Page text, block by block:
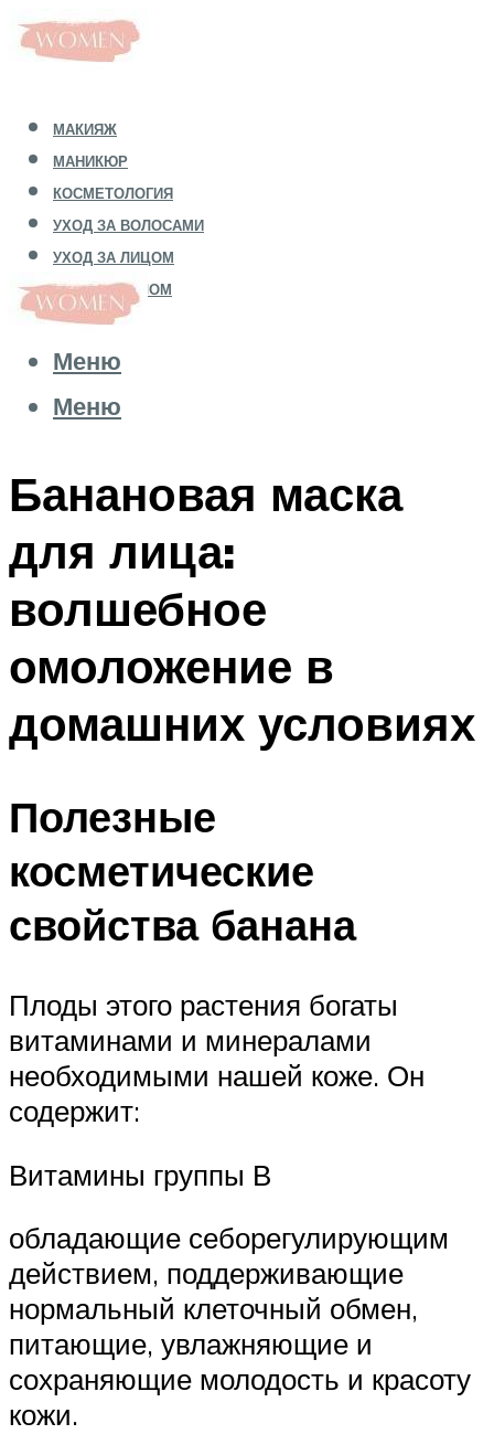
МАКИЯЖ
МАНИКЮР
КОСМЕТОЛОГИЯ
УХОД ЗА ВОЛОСАМИ
УХОД ЗА ЛИЦОМ
УХОД ЗА ТЕЛОМ
Меню
Меню
Банановая маска
для лица:
волшебное
омоложение в
домашних условиях
Полезные
косметические
свойства банана
Плоды этого растения богаты
витаминами и минералами
необходимыми нашей коже. Он
содержит:
Витамины группы В
обладающие себорегулирующим
действием, поддерживающие
нормальный клеточный обмен,
питающие, увлажняющие и
сохраняющие молодость и красоту
кожи.